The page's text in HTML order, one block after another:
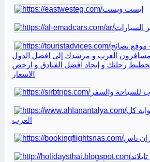
ايست ويست
السيارات
موقع نصائح
العرب و مرشدك إلى افضل الدول
رحلتك و إيجاد افضل الفنادق و ارخص
الاسعار
للسياحة والسفر
كل
العرب
ناس